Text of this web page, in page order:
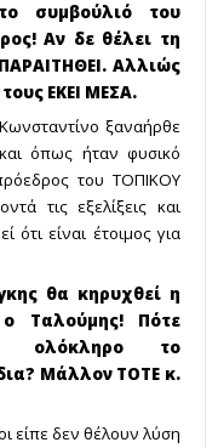
συμβούλιό του
Αν δε θέλει τη
Αλλιώς
ΕΚΕΙ ΜΕΣΑ.
ξαναήρθε
όπως ήταν φυσικό
του ΤΟΠΙΚΟΥ
τις εξελίξεις και
είναι έτοιμος για
θα κηρυχθεί η
Ταλούμης! Πότε
ολόκληρο το
Μάλλον ΤΟΤΕ κ.
είπε δεν θέλουν λύση